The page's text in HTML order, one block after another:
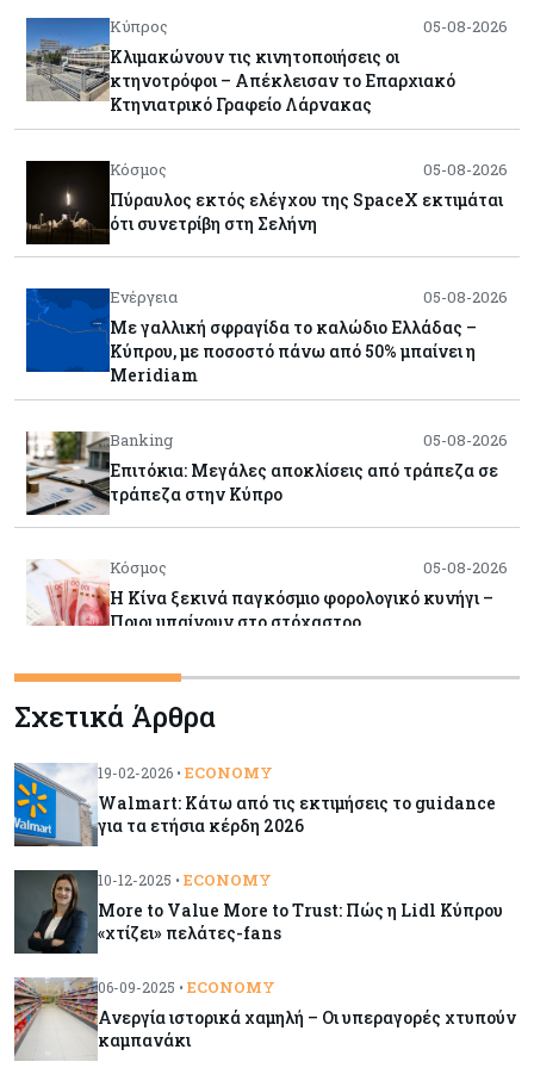
Κύπρος 05-08-2026
Κλιμακώνουν τις κινητοποιήσεις οι
κτηνοτρόφοι – Απέκλεισαν το Επαρχιακό
Κτηνιατρικό Γραφείο Λάρνακας
Κόσμος 05-08-2026
Πύραυλος εκτός ελέγχου της SpaceX εκτιμάται
ότι συνετρίβη στη Σελήνη
Ενέργεια 05-08-2026
Με γαλλική σφραγίδα το καλώδιο Ελλάδας –
Κύπρου, με ποσοστό πάνω από 50% μπαίνει η
Meridiam
Banking 05-08-2026
Επιτόκια: Μεγάλες αποκλίσεις από τράπεζα σε
τράπεζα στην Κύπρο
Κόσμος 05-08-2026
Η Κίνα ξεκινά παγκόσμιο φορολογικό κυνήγι –
Ποιοι μπαίνουν στο στόχαστρο
Χρηματιστήρια: Οι δείκτες σε ιστορικά υψηλα –
φούσκα» και νέο κραχ;
Ενέργεια
ΕΕ για επενδύσεις στην ενέργεια
Τον Σεπτέμβριο αρχίζει ο διάλογος για τις άδειες
ασθενείας στο Δημόσιο
Σχετικά Άρθρα
19-02-2026 • ECONOMY
Walmart: Κάτω από τις εκτιμήσεις το guidance
για τα ετήσια κέρδη 2026
10-12-2025 • ECONOMY
More to Value More to Trust: Πώς η Lidl Κύπρου
«χτίζει» πελάτες-fans
06-09-2025 • ECONOMY
Ανεργία ιστορικά χαμηλή – Oι υπεραγορές χτυπούν
καμπανάκι